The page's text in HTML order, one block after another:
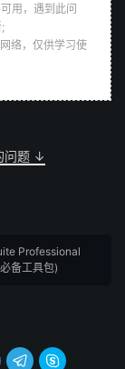
用，遇到此问
络，仅供学习使
问题 ↓
Professional
备工具包)
 